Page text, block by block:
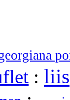
: liis